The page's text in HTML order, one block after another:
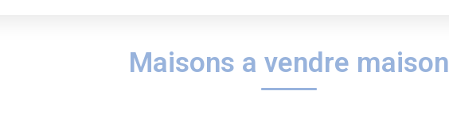
Maisons a vendre maison